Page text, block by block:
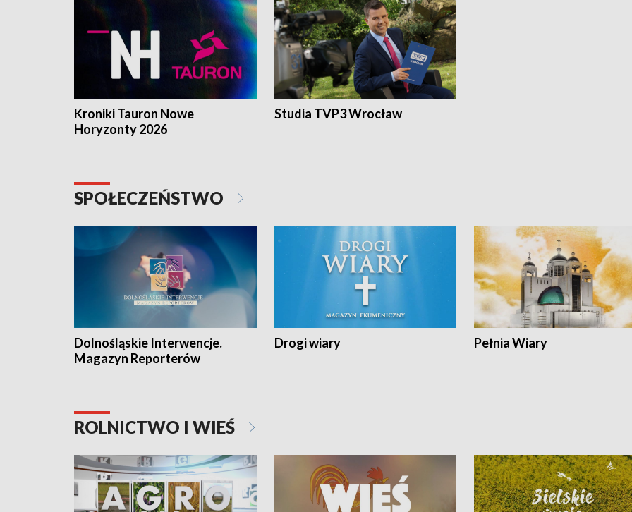
Kroniki Tauron Nowe
Horyzonty 2026
Studia TVP3 Wrocław
SPOŁECZEŃSTWO
Dolnośląskie Interwencje.
Magazyn Reporterów
Drogi wiary Pełnia Wiary
ROLNICTWO I WIEŚ